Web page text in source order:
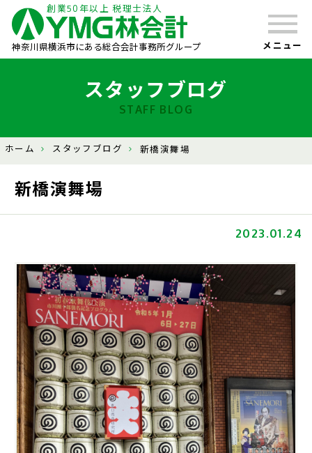
創業50年以上 税理士法人
神奈川県横浜市にある総合会計事務所グループ メニュー
スタッフブログ
STAFF BLOG
ホーム スタッフブログ 新橋演舞場
新橋演舞場
2023.01.24